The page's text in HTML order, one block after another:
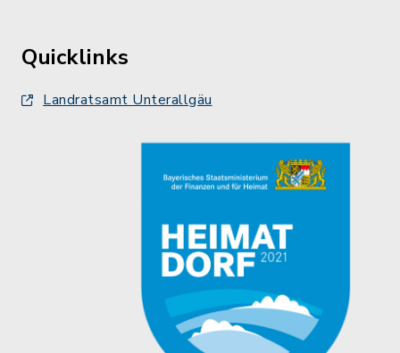
Quicklinks
Landratsamt Unterallgäu